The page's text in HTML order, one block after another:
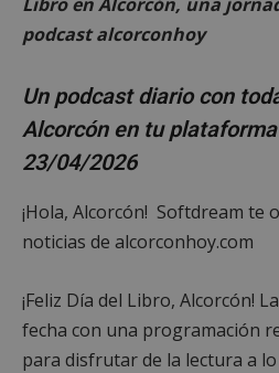
podcast alcorconhoy
Un podcast diario con
Alcorcón en tu
23/04/2026
¡Hola, Alcorcón! Softdream te
noticias de alcorconhoy.com
¡Feliz Día del Libro, Alcorcón!
fecha con una programación
para disfrutar de la lectura a